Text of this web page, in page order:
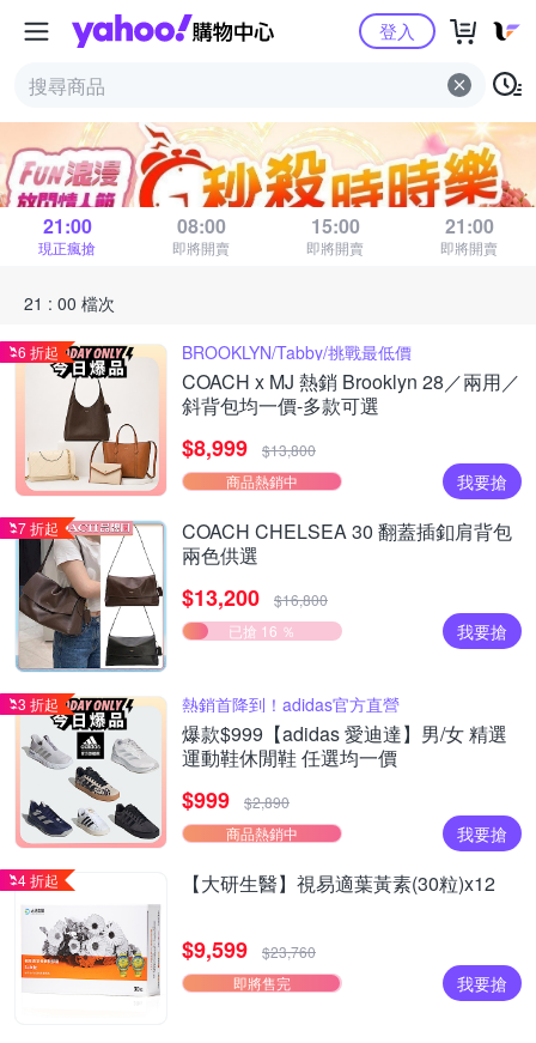
Yahoo購物中心
登入
秒殺時時樂
距 21 : 00 場結束
21:00
現正瘋搶
08:00
即將開賣
15:00
即將開賣
21:00
即將開賣
21 : 00 檔次
6 折起 BROOKLYN/Tabby/挑戰最低價
COACH x MJ 熱銷 Brooklyn 28／兩用／
斜背包均一價-多款可選
$8,999
$13,800
商品熱銷中
我要搶
7 折起
COACH CHELSEA 30 翻蓋插釦肩背包
兩色供選
$13,200
$16,800
已搶 16 ％
我要搶
3 折起 熱銷首降到！adidas官方直營
爆款$999【adidas 愛迪達】男/女 精選
運動鞋休閒鞋 任選均一價
$999
$2,890
商品熱銷中
我要搶
4 折起 【大研生醫】視易適葉黃素(30粒)x12
$9,599
$23,760
即將售完
我要搶